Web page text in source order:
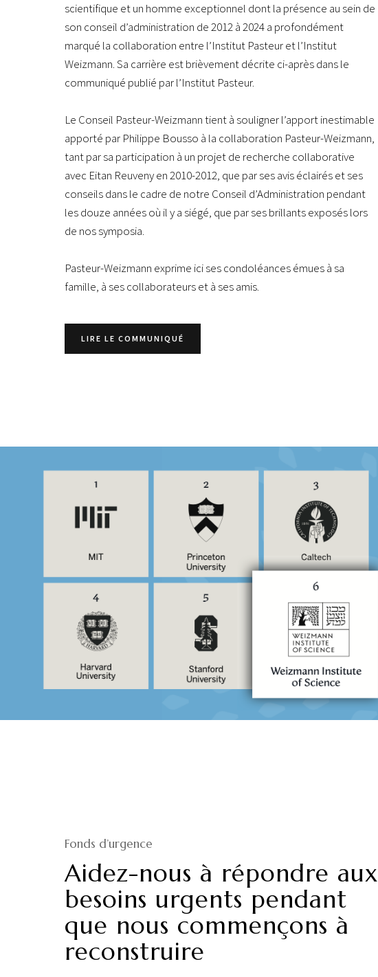
scientifique et un homme exceptionnel dont la présence au sein de
son conseil d’administration de 2012 à 2024 a profondément
marqué la collaboration entre l’Institut Pasteur et l’Institut
Weizmann. Sa carrière est brièvement décrite ci-après dans le
communiqué publié par l’Institut Pasteur.
Le Conseil Pasteur-Weizmann tient à souligner l’apport inestimable
apporté par Philippe Bousso à la collaboration Pasteur-Weizmann,
tant par sa participation à un projet de recherche collaborative
avec Eitan Reuveny en 2010-2012, que par ses avis éclairés et ses
conseils dans le cadre de notre Conseil d’Administration pendant
les douze années où il y a siégé, que par ses brillants exposés lors
de nos symposia.
Pasteur-Weizmann exprime ici ses condoléances émues à sa
famille, à ses collaborateurs et à ses amis.
LIRE LE COMMUNIQUÉ
Fonds d’urgence
Aidez-nous à répondre aux
besoins urgents pendant
que nous commençons à
reconstruire